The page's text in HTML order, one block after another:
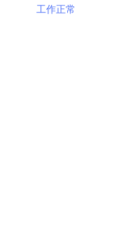
工作正常